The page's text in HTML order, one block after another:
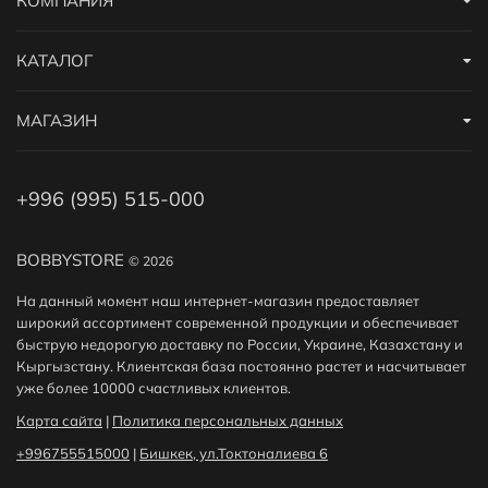
Дополнительные скидки
публикацию отзыва! Подробнее
BOBBYSTORE © 2026
На данный момент наш интернет-магазин предоставляет
широкий ассортимент современной продукции и обеспечивает
быструю недорогую доставку по России, Украине, Казахстану и
Кыргызстану. Клиентская база постоянно растет и насчитывает
уже более 10000 счастливых клиентов.
Карта сайта | Политика персональных данных
+996755515000 | Бишкек, ул.Токтоналиева 6
КАТАЛОГ
МАГАЗИН
+996 (995) 515-000